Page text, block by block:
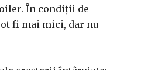
În condiții de
fi mai mici, dar nu